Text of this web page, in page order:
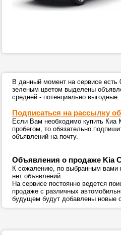
В данный момент на сервисе есть
зеленым цветом выделены
средней - потенциально выгодные.
Подписаться на рассылку
Если Вам необходимо купить Киа
пробегом, то обязательно
объявлений на почту.
Объявления о продаже Kia
К сожалению, по выбранным вами
нет объявлений.
На сервисе постоянно ведется
продаже с различных
будущем будут добавлены новые